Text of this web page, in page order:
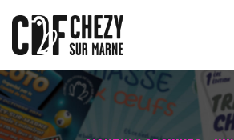
ACCUEIL
LE COMITÉ